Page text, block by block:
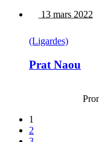
13 mars 2022
(Ligardes)
Prat Naou
1
2